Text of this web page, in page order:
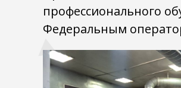
профессионального
Федеральным